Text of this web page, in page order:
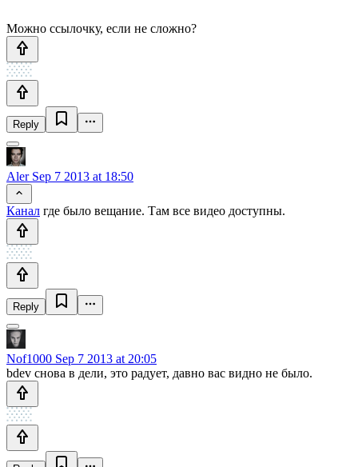
Можно ссылочку, если не сложно?
Reply
AlerSep 7 2013 at 18:50
Канал где было вещание. Там все видео доступны.
Reply
Nof1000 Sep 7 2013 at 20:05
bdev снова в дели, это радует, давно вас видно не было.